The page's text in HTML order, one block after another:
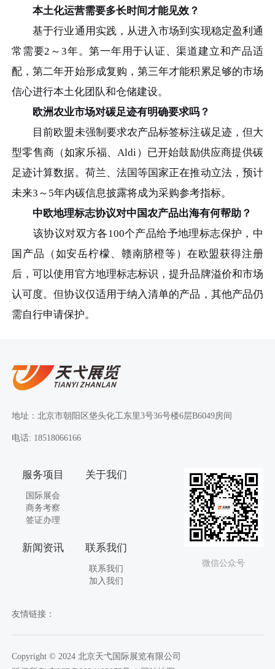
本土化运营需要多长时间才能见效？
基于行业通用实践，从进入市场到实现稳定盈利通
常需要2～3年。第一年用于认证、渠道建立和产品适
配，第二年开始形成复购，第三年才能积累足够的市场
信心进行本土化团队和仓储建设。
欧洲农业市场对碳足迹有明确要求吗？
目前欧盟未强制要求农产品标签标注碳足迹，但大
型零售商（如家乐福、Aldi）已开始鼓励供应商提供碳
足迹计算数据。荷兰、法国等国家正在推动立法，预计
未来3～5年内碳信息披露将成为采购参考指标。
中欧地理标志协议对中国农产品出海有何帮助？
该协议对双方各100个产品给予地理标志保护，中
国产品（如安岳柠檬、赣南脐橙等）在欧盟获得注册
后，可以使用官方地理标志标识，提升品牌溢价和市场
认可度。但协议仅适用于纳入清单的产品，其他产品仍
需自行申请保护。
地址：北京市朝阳区垡头化工东里3号36号楼6层B6049房间
电话: 18518066166
服务项目
国际展会
商务考察
签证办理
关于我们
新闻资讯 联系我们
联系我们
加入我们
微信公众号
友情链接：
Copyright © 2024 北京天弋国际展览有限公司